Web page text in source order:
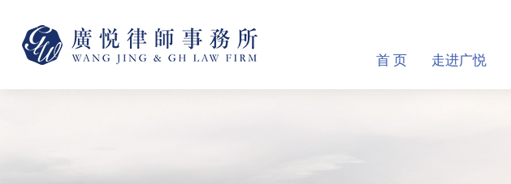
首 页 走进广悦